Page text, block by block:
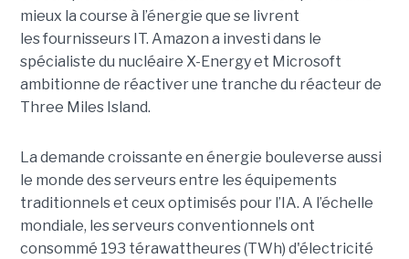
mieux la course à l’énergie que se livrent
les fournisseurs IT. Amazon a investi dans le
spécialiste du nucléaire X-Energy et Microsoft
ambitionne de réactiver une tranche du réacteur de
Three Miles Island.
La demande croissante en énergie bouleverse aussi
le monde des serveurs entre les équipements
traditionnels et ceux optimisés pour l’IA. A l’échelle
mondiale, les serveurs conventionnels ont
consommé 193 térawattheures (TWh) d'électricité